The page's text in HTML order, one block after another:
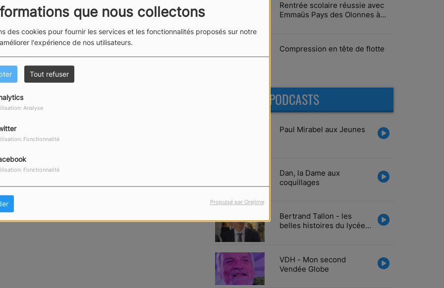
que nous collectons
des cookies pour fournir les services et les fonctionnalités proposés sur notre
l'expérience de nos utilisateurs.
Tout refuser
Analyse
Fonctionnalité
Fonctionnalité
Propulsé par Orejime
Rentrée scolaire réussie avec
Emmaüs Pays des Olonnes à
Compression en tête de flotte
DERNIERS PODCASTS
Paul Mirabel aux Jeunes
Dan, la Dame aux
coquillages
Bertrand Tallon - les
belles histoires du lycée
VDH - Mon second
Vendée Globe